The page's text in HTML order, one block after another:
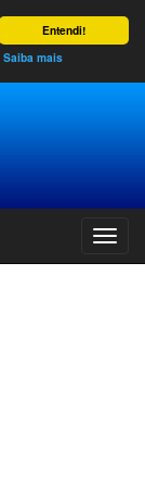
Entendi!
Saiba mais